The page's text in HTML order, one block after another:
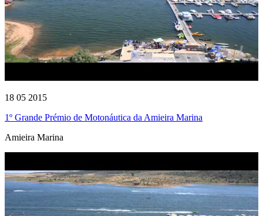
18 05 2015
1º Grande Prémio de Motonáutica da Amieira Marina
Amieira Marina